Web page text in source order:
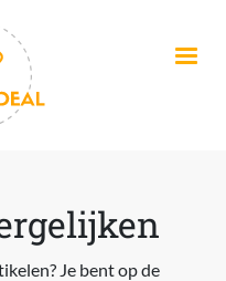
Je bent op de